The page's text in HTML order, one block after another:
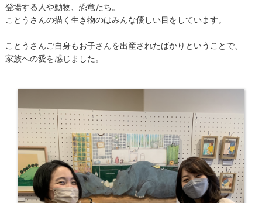
登場する人や動物、恐竜たち。
ことうさんの描く生き物のはみんな優しい目をしています。
ことうさんご自身もお子さんを出産されたばかりということで、
家族への愛を感じました。